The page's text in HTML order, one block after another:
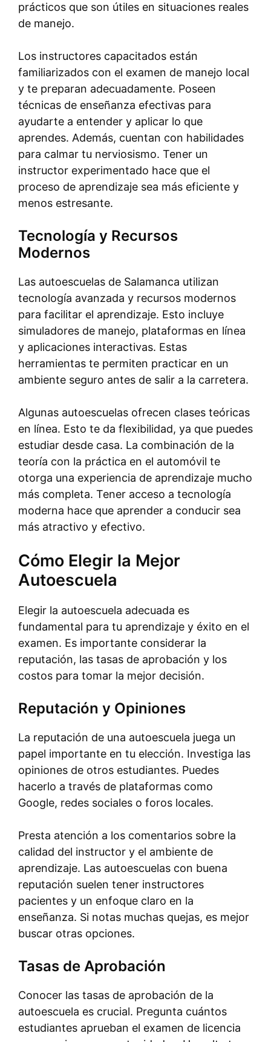
prácticos que son útiles en situaciones reales
de manejo.
Los instructores capacitados están
familiarizados con el examen de manejo local
y te preparan adecuadamente. Poseen
técnicas de enseñanza efectivas para
ayudarte a entender y aplicar lo que
aprendes. Además, cuentan con habilidades
para calmar tu nerviosismo. Tener un
instructor experimentado hace que el
proceso de aprendizaje sea más eficiente y
menos estresante.
Tecnología y Recursos
Modernos
Las autoescuelas de Salamanca utilizan
tecnología avanzada y recursos modernos
para facilitar el aprendizaje. Esto incluye
simuladores de manejo, plataformas en línea
y aplicaciones interactivas. Estas
herramientas te permiten practicar en un
ambiente seguro antes de salir a la carretera.
Algunas autoescuelas ofrecen clases teóricas
en línea. Esto te da flexibilidad, ya que puedes
estudiar desde casa. La combinación de la
teoría con la práctica en el automóvil te
otorga una experiencia de aprendizaje mucho
más completa. Tener acceso a tecnología
moderna hace que aprender a conducir sea
más atractivo y efectivo.
Cómo Elegir la Mejor
Autoescuela
Elegir la autoescuela adecuada es
fundamental para tu aprendizaje y éxito en el
examen. Es importante considerar la
reputación, las tasas de aprobación y los
costos para tomar la mejor decisión.
Reputación y Opiniones
La reputación de una autoescuela juega un
papel importante en tu elección. Investiga las
opiniones de otros estudiantes. Puedes
hacerlo a través de plataformas como
Google, redes sociales o foros locales.
Presta atención a los comentarios sobre la
calidad del instructor y el ambiente de
aprendizaje. Las autoescuelas con buena
reputación suelen tener instructores
pacientes y un enfoque claro en la
enseñanza. Si notas muchas quejas, es mejor
buscar otras opciones.
Tasas de Aprobación
Conocer las tasas de aprobación de la
autoescuela es crucial. Pregunta cuántos
estudiantes aprueban el examen de licencia